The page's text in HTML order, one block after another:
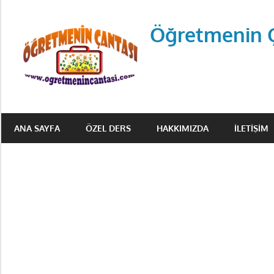
content
Öğretmenin
Halka
ANA SAYFA ÖZEL DERS HAKKIMIZDA İLETIŞIM